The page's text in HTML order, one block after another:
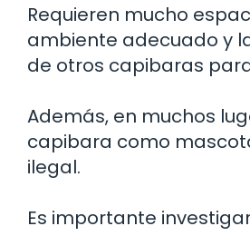
Requieren mucho
ambiente adecuado y
de otros capibaras
Además, en muchos
capibara como
ilegal.
Es importante